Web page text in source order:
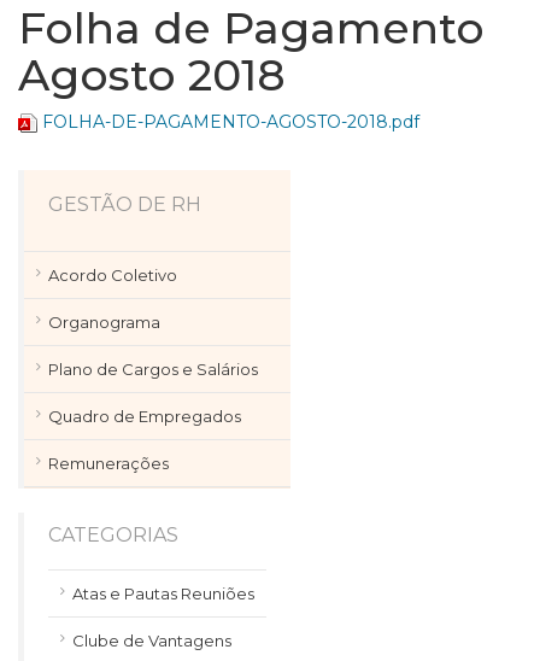
Folha de Pagamento
Agosto 2018
FOLHA-DE-PAGAMENTO-AGOSTO-2018.pdf
GESTÃO DE RH
Acordo Coletivo
Organograma
Plano de Cargos e Salários
Quadro de Empregados
Remunerações
CATEGORIAS
Atas e Pautas Reuniões
Clube de Vantagens